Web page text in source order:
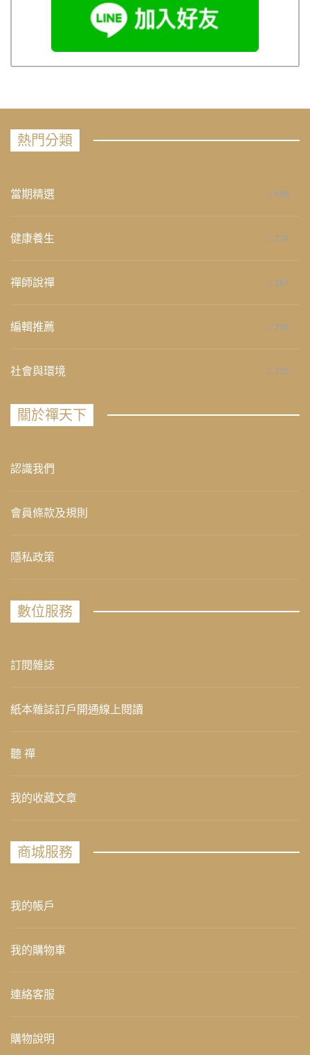
熱門分類
當期精選 658
健康養生 276
禪師說禪 267
編輯推薦 236
社會與環境 235
關於禪天下
認識我們
會員條款及規則
隱私政策
數位服務
訂閱雜誌
紙本雜誌訂戶開通線上閱讀
聽 禪
我的收藏文章
商城服務
我的帳戶
我的購物車
連絡客服
購物說明